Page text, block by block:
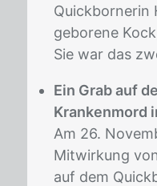
Quickbornerin
geborene
Sie war das
Ein Grab auf
Krankenmord
Am 26.
Mitwirkung
auf dem